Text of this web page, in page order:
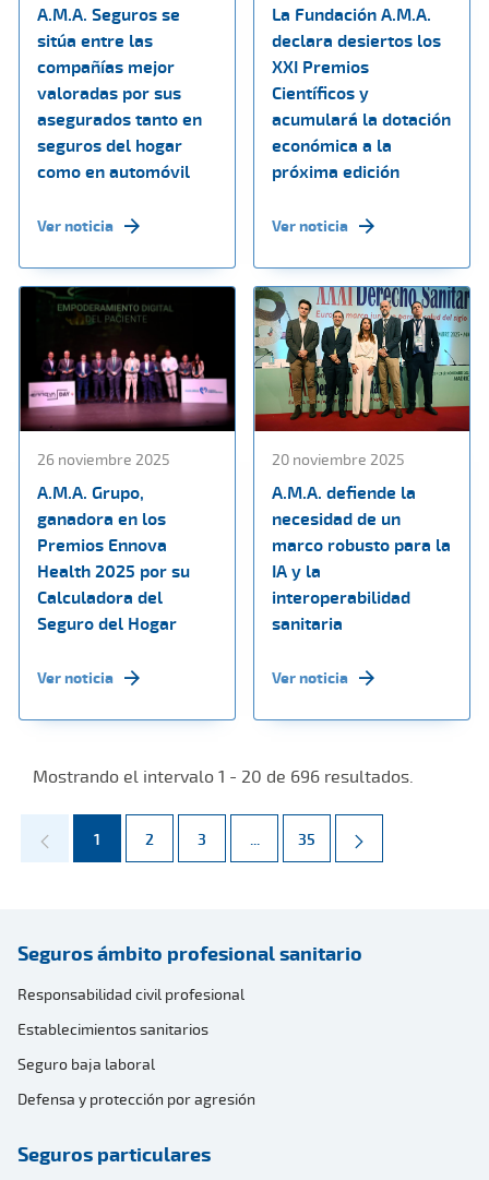
A.M.A. Seguros se
sitúa entre las
compañías mejor
valoradas por sus
asegurados tanto en
seguros del hogar
como en automóvil
Ver noticia
La Fundación A.M.A.
declara desiertos los
XXI Premios
Científicos y
acumulará la dotación
económica a la
próxima edición
Ver noticia
26 noviembre 2025
A.M.A. Grupo,
ganadora en los
Premios Ennova
Health 2025 por su
Calculadora del
Seguro del Hogar
Ver noticia
20 noviembre 2025
A.M.A. defiende la
necesidad de un
marco robusto para la
IA y la
interoperabilidad
sanitaria
Ver noticia
Mostrando el intervalo 1 - 20 de 696 resultados.
Página
1 Página
2 Página
3 ... Páginas intermedias Use TAB
Página
35
Seguros ámbito profesional sanitario
Responsabilidad civil profesional
Establecimientos sanitarios
Seguro baja laboral
Defensa y protección por agresión
Seguros particulares